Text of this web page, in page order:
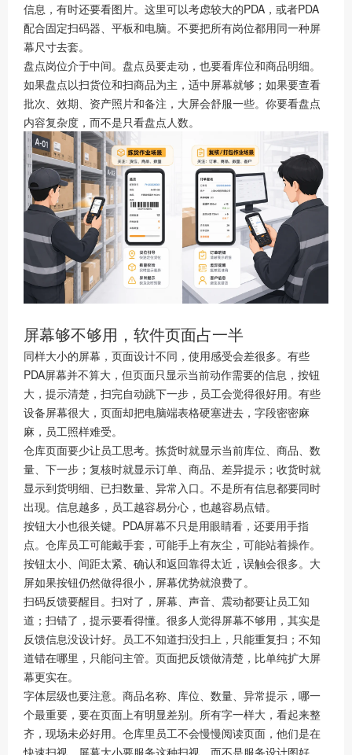
信息，有时还要看图片。这里可以考虑较大的PDA，或者PDA
配合固定扫码器、平板和电脑。不要把所有岗位都用同一种屏
幕尺寸去套。
盘点岗位介于中间。盘点员要走动，也要看库位和商品明细。
如果盘点以扫货位和扫商品为主，适中屏幕就够；如果要查看
批次、效期、资产照片和备注，大屏会舒服一些。你要看盘点
内容复杂度，而不是只看盘点人数。
屏幕够不够用，软件页面占一半
同样大小的屏幕，页面设计不同，使用感受会差很多。有些
PDA屏幕并不算大，但页面只显示当前动作需要的信息，按钮
大，提示清楚，扫完自动跳下一步，员工会觉得很好用。有些
设备屏幕很大，页面却把电脑端表格硬塞进去，字段密密麻
麻，员工照样难受。
仓库页面要少让员工思考。拣货时就显示当前库位、商品、数
量、下一步；复核时就显示订单、商品、差异提示；收货时就
显示到货明细、已扫数量、异常入口。不是所有信息都要同时
出现。信息越多，员工越容易分心，也越容易点错。
按钮大小也很关键。PDA屏幕不只是用眼睛看，还要用手指
点。仓库员工可能戴手套，可能手上有灰尘，可能站着操作。
按钮太小、间距太紧、确认和返回靠得太近，误触会很多。大
屏如果按钮仍然做得很小，屏幕优势就浪费了。
扫码反馈要醒目。扫对了，屏幕、声音、震动都要让员工知
道；扫错了，提示要看得懂。很多人觉得屏幕不够用，其实是
反馈信息没设计好。员工不知道扫没扫上，只能重复扫；不知
道错在哪里，只能问主管。页面把反馈做清楚，比单纯扩大屏
幕更实在。
字体层级也要注意。商品名称、库位、数量、异常提示，哪一
个最重要，要在页面上有明显差别。所有字一样大，看起来整
齐，现场未必好用。仓库里员工不会慢慢阅读页面，他们是在
快速扫视。屏幕大小要服务这种扫视，而不是服务设计图好